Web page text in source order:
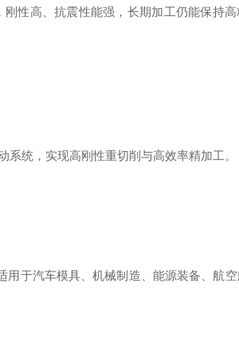
性高、抗震性能强，长期加工仍能保持高
统，实现高刚性重切削与高效率精加工。
于汽车模具、机械制造、能源装备、航